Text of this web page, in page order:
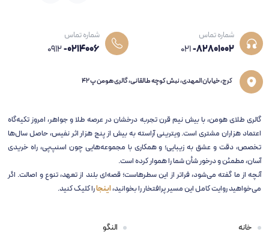
شماره تماس
021-82801002
شماره تماس
0912-0214006
کرج، خیابان المهدی، نبش کوچه طالقانی، گالری هومن پ 42
گالری طلای هومن، با بیش نیم قرن تجربه‌ درخشان در عرصه طلا و جواهر، امروز تکیه‌گاه
اعتماد هزاران مشتری است. ویترینی آراسته به بیش از پنج هزار اثر نفیس، حاصل سال‌ها
تخصص، دقت و عشق به زیبایی؛ و همکاری با مجموعه‌هایی چون اسنپ‌پی، راه خریدی
آسان، مطمئن و درخور شأن شما را هموار کرده است.
آنچه از ما گفته می‌شود، فراتر از این سطرهاست؛ قصه‌ای بلند از تعهد، تنوع و اصالت. اگر
می‌خواهید روایت کامل این مسیر پرافتخار را بخوانید،اینجارا کلیک کنید.
خانه النگو